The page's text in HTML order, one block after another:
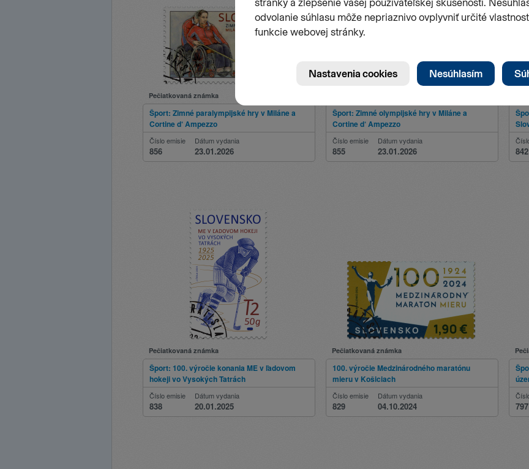
Pečiatkovaná známka
Šport: Zimné paralympijské hry v Miláne a
Cortine d‘ Ampezzo
Číslo emisie
856
Dátum vydania
23.01.2026
Šport: Zimné olympijské hry v Miláne a
Cortine d‘ Ampezzo
Číslo emisie
855
Dátum vydania
23.01.2026 842
Pečiatkovaná známka
Šport: 100. výročie konania ME v ľadovom
hokeji vo Vysokých Tatrách
Číslo emisie
838
Dátum vydania
20.01.2025
Pečiatkovaná známka
100. výročie Medzinárodného maratónu
mieru v Košiciach
Číslo emisie
829
Dátum vydania
04.10.2024 797